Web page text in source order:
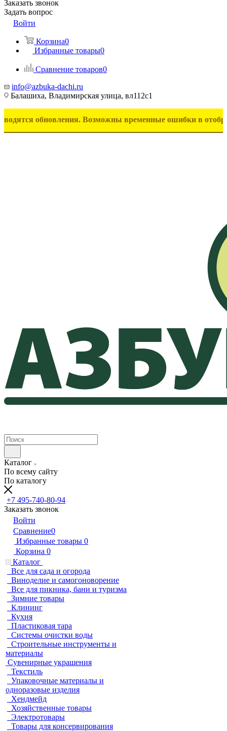
Заказать звонок
Задать вопрос
Войти
Корзина0
Избранные товары0
Сравнение товаров0
info@azbuka-dachi.ru
Балашиха, Владимирская улица, вл112с1
Возможны временные ошибки в отображении
Каталог
По всему сайту
По каталогу
+7 495-740-80-94
Заказать звонок
Войти
Сравнение0
Избранные товары 0
Корзина 0
Каталог
Все для сада и огорода
Виноделие и самогоноворение
Все для пикника, бани и туризма
Зимние товары
Клининг
Кухня
Пластиковая тара
Системы очистки воды
Строительные инструменты и
материалы
Сувенирные украшения
Текстиль
Упаковочные материалы и
одноразовые изделия
Хендмейд
Хозяйственные товары
Электротовары
Товары для консервирования